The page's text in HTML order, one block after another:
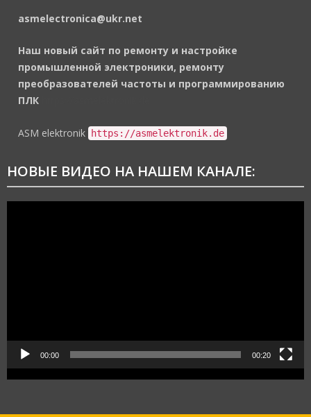
asmelectronica@ukr.net
Наш новый сайт по ремонту и настройке
промышленной электроники, ремонту
преобразователей частоты и программированию
ПЛК
ASM elektronik https://asmelektronik.de
НОВЫЕ ВИДЕО НА НАШЕМ КАНАЛЕ:
00:00 00:20